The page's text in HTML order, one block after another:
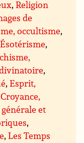
,Religion
de
occultisme,
Ésotérisme,
,
,Esprit,
Croyance,
et
,
,Les Temps